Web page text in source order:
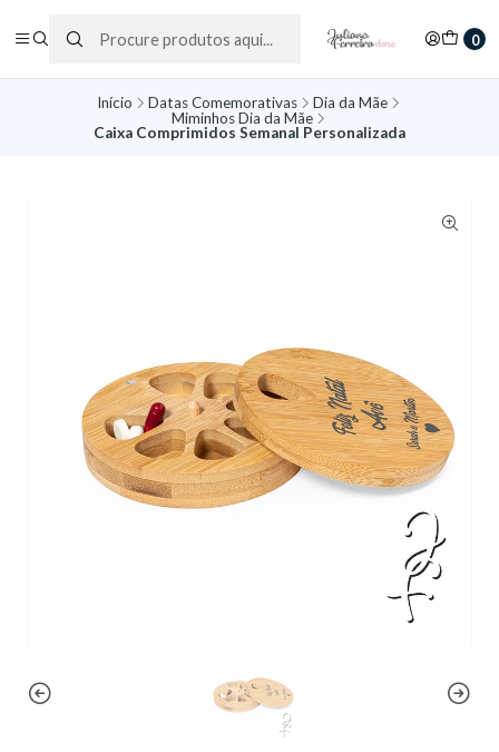
0
Início Datas Comemorativas
Dia da Mãe
Miminhos Dia da Mãe
Caixa Comprimidos Semanal Personalizada